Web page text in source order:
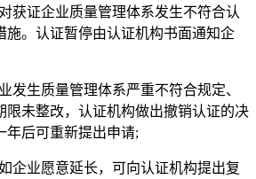
获证企业质量管理体系发生不符合认
施。认证暂停由认证机构书面通知企
发生质量管理体系严重不符合规定、
限未整改，认证机构做出撤销认证的决
年后可重新提出申请;
企业愿意延长，可向认证机构提出复